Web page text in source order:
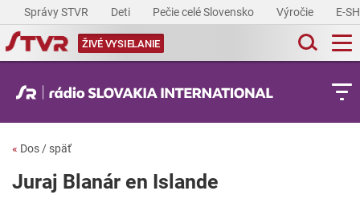
Správy STVR Deti Pečie celé Slovensko Výročie E-
ŽIVÉ VYSIELANIE
« Dos / späť
Juraj Blanár en Islande